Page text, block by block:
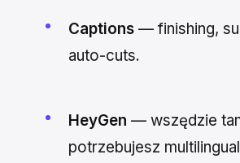
Captions — finishing,
auto-cuts.
HeyGen — wszędzie
potrzebujesz